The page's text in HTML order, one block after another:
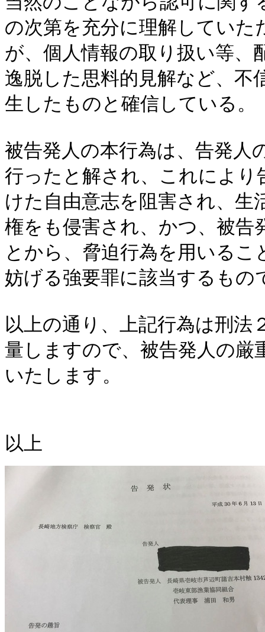
の次第を充分に理解してい
が、個人情報の取り扱い等
逸脱した思料的見解など、不
生したものと確信している。
被告発人の本行為は、告発人
行ったと解され、これにより
けた自由意志を阻害され、生
権をも侵害され、かつ、被告
とから、脅迫行為を用いる
妨げる強要罪に該当するもの
以上の通り、上記行為は刑法
量しますので、被告発人の厳
いたします。
以上